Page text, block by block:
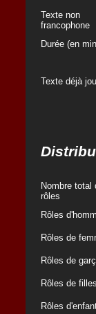
Texte non
francophone
Durée (en
Texte déjà
Nombre total
rôles
Rôles
Rôles de
Rôles de
Rôles de
Rôles